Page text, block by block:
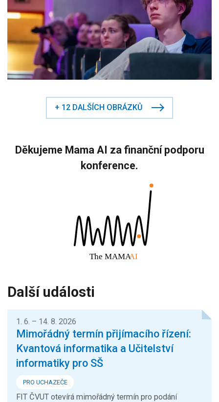
+ 12 DALŠÍCH OBRÁZKŮ
Děkujeme Mama AI za finanční podporu
konference.
Další události
1. 6. – 14. 8. 2026
Mimořádný termín přijímacího řízení:
Kvantová informatika a Učitelství
informatiky pro SŠ
PRO UCHAZEČE
FIT ČVUT otevírá mimořádný termín pro podání